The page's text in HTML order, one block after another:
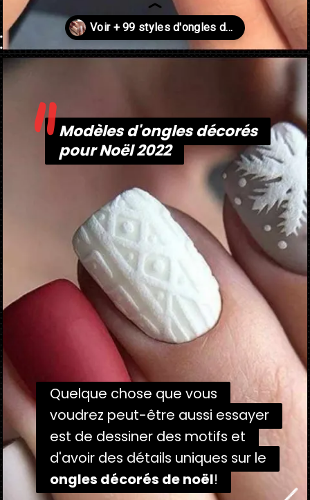
Modèles d'ongles décorés
pour Noël 2022
Modèles d'ongles décorés
pour Noël 2022
"
Quelque chose que vous
voudrez peut-être aussi essayer
est de dessiner des motifs et
d'avoir des détails uniques sur le
ongles décorés de noël!
Quelque chose que vous
voudrez peut-être aussi essayer
est de dessiner des motifs et
d'avoir des détails uniques sur le
ongles décorés de noël!